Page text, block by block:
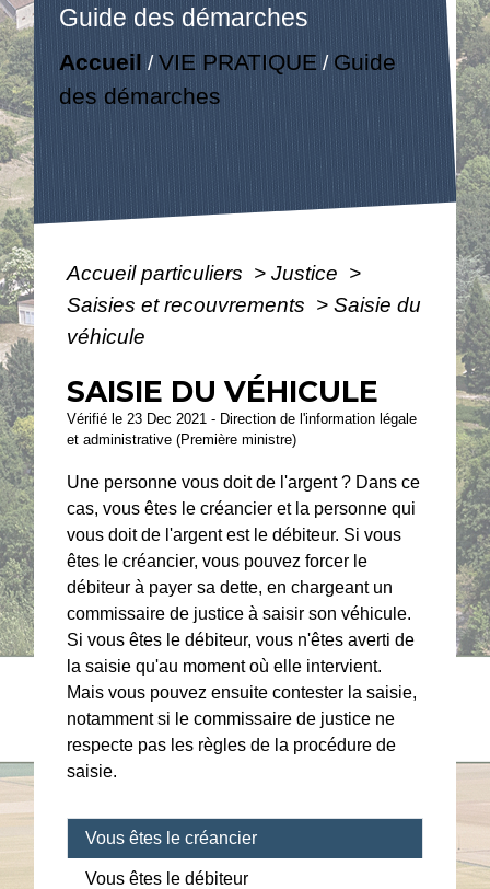
Guide des démarches
Accueil /VIE PRATIQUE / Guide
des démarches
Accueil particuliers > Justice >
Saisies et recouvrements > Saisie du
véhicule
SAISIE DU VÉHICULE
Vérifié le 23 Dec 2021 - Direction de l'information légale
et administrative (Première ministre)
Une personne vous doit de l'argent ? Dans ce
cas, vous êtes le créancier et la personne qui
vous doit de l'argent est le débiteur. Si vous
êtes le créancier, vous pouvez forcer le
débiteur à payer sa dette, en chargeant un
commissaire de justice à saisir son véhicule.
Si vous êtes le débiteur, vous n'êtes averti de
la saisie qu'au moment où elle intervient.
Mais vous pouvez ensuite contester la saisie,
notamment si le commissaire de justice ne
respecte pas les règles de la procédure de
saisie.
Vous êtes le créancier
Vous êtes le débiteur